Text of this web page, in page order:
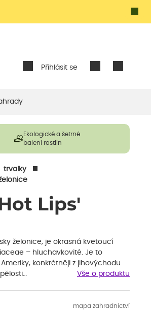
Přihlásit se
Ekologické a šetrné
balení rostlin
trvalky
Lips'
želonice, je okrasná kvetoucí
– hluchavkovité. Je to
konkrétněji z jihovýchodu
Vše o produktu
mapa zahradnictví